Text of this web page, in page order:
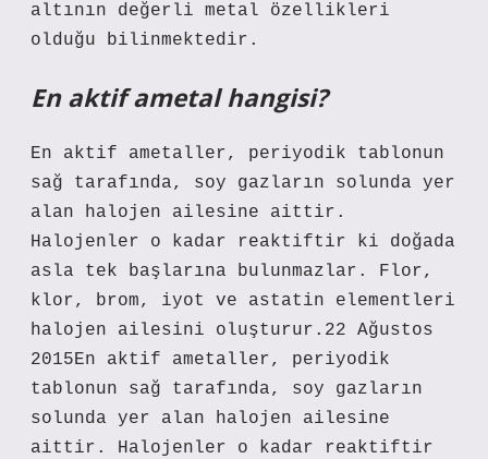
altının değerli metal özellikleri
olduğu bilinmektedir.
En aktif ametal hangisi?
En aktif ametaller, periyodik tablonun
sağ tarafında, soy gazların solunda yer
alan halojen ailesine aittir.
Halojenler o kadar reaktiftir ki doğada
asla tek başlarına bulunmazlar. Flor,
klor, brom, iyot ve astatin elementleri
halojen ailesini oluşturur.22 Ağustos
2015En aktif ametaller, periyodik
tablonun sağ tarafında, soy gazların
solunda yer alan halojen ailesine
aittir. Halojenler o kadar reaktiftir